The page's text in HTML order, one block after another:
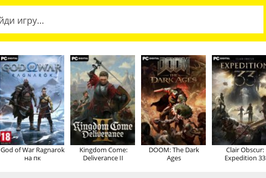
God of War Ragnarok
на пк
Kingdom Come:
Deliverance II
DOOM: The Dark
Ages
Clair Obscur:
Expedition 33